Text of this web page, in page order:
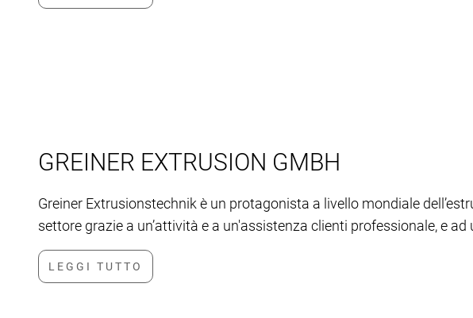
GREINER EXTRUSION GMBH
Greiner Extrusionstechnik è un protagonista a livello mondiale
settore grazie a un’attività e a un'assistenza clienti professionale, e